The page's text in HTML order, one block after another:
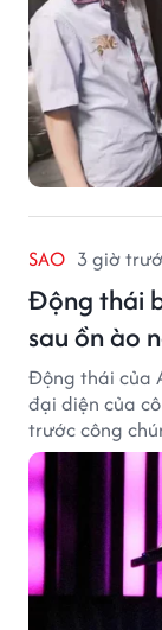
SAO 3 giờ
Động thái
sau ồn ào
Động thái của
đại diện của
trước công
1/9.